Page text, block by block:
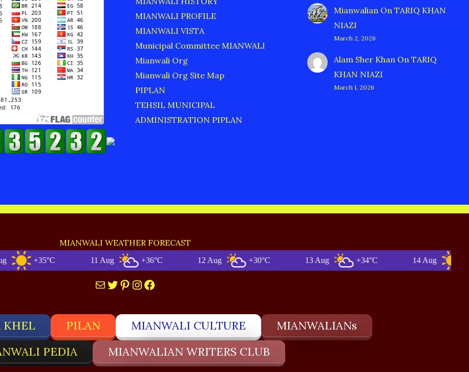
MIANWALI PROFILE
MIANWALI VISTA
Municipal Committee MIANWALI
Mianwali Org
Mianwali Org Site Map
PIPLAN
TEHSIL MUNICIPAL
ADMINISTRATION PIPLAN
Mianwalian On TARIQ KHAN
NIAZI
March 2, 2026
Alam Sher Khan On TARIQ
KHAN NIAZI
March 1, 2026
MIANWALI WEATHER FORECAST
+35°C 11 Aug +36°C 12 Aug +30°C 13 Aug +34°C 14 Aug +36°C
MailTwitter
Pinterest
Instagram
Facebook
KHEL PILAN MIANWALI CULTURE
MIANWALIANs
PEDIA
MIANWALIAN WRITERS CLUB